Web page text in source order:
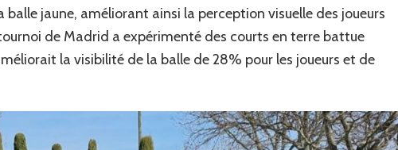
jaune, améliorant ainsi la perception visuelle des joueurs
de Madrid a expérimenté des courts en terre battue
la visibilité de la balle de 28% pour les joueurs et de